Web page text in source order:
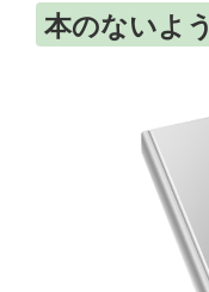
本のないよう